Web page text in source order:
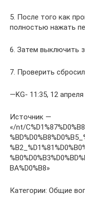
5. После того как
полностью нажать
6. Затем выключить
7. Проверить
—KG- 11:35, 12
Источник —
«/nt/
BA%D0%B8»
Категории: Общие